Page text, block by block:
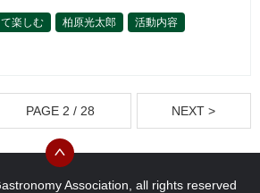
楽しむ 柏原光太郎
活動内容
PAGE 2 / 28 NEXT >
Association, all rights reserved